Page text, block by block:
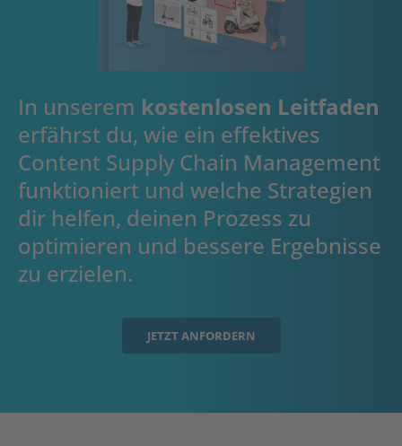
In unserem kostenlosen Leitfaden
erfährst du, wie ein effektives
Content Supply Chain Management
funktioniert und welche Strategien
dir helfen, deinen Prozess zu
optimieren und bessere Ergebnisse
zu erzielen.
JETZT ANFORDERN